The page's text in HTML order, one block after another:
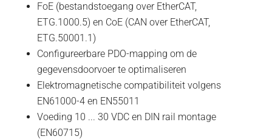
FoE (bestandstoegang over EtherCAT,
ETG.1000.5) en CoE (CAN over EtherCAT,
ETG.50001.1)
Configureerbare PDO-mapping om de
gegevensdoorvoer te optimaliseren
Elektromagnetische compatibiliteit volgens
EN61000-4 en EN55011
Voeding 10 ... 30 VDC en DIN rail montage
(EN60715)